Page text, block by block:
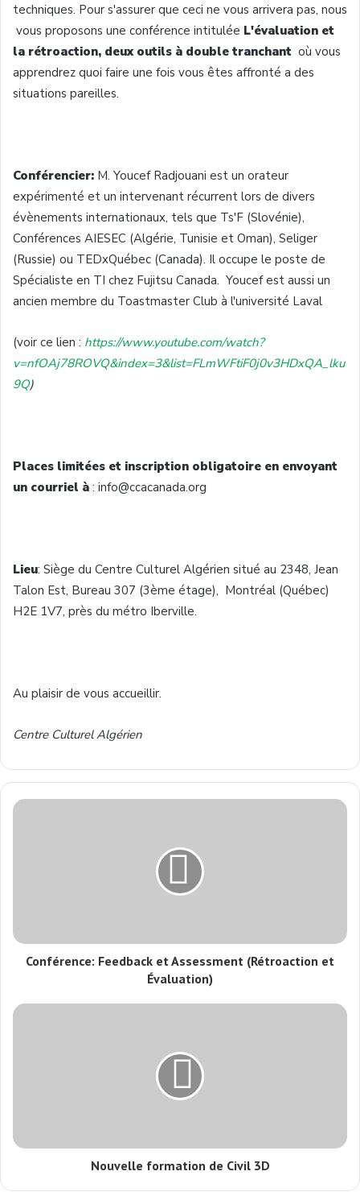
techniques. Pour s'assurer que ceci ne vous arrivera pas, nous
vous proposons une conférence intitulée L'évaluation et
la rétroaction, deux outils à double tranchant où vous
apprendrez quoi faire une fois vous êtes affronté a des
situations pareilles.
Conférencier: M. Youcef Radjouani est un orateur
expérimenté et un intervenant récurrent lors de divers
évènements internationaux, tels que Ts'F (Slovénie),
Conférences AIESEC (Algérie, Tunisie et Oman), Seliger
(Russie) ou TEDxQuébec (Canada). Il occupe le poste de
Spécialiste en TI chez Fujitsu Canada. Youcef est aussi un
ancien membre du Toastmaster Club à l'université Laval
(voir ce lien : https://www.youtube.com/watch?
v=nfOAj78ROVQ&index=3&list=FLmWFtiF0j0v3HDxQA_lku
9Q)
Places limitées et inscription obligatoire en envoyant
un courriel à : info@ccacanada.org
Lieu: Siège du Centre Culturel Algérien situé au 2348, Jean
Talon Est, Bureau 307 (3ème étage), Montréal (Québec)
H2E 1V7, près du métro Iberville.
Au plaisir de vous accueillir.
Centre Culturel Algérien
Conférence: Feedback et Assessment (Rétroaction et
Évaluation)
Nouvelle formation de Civil 3D